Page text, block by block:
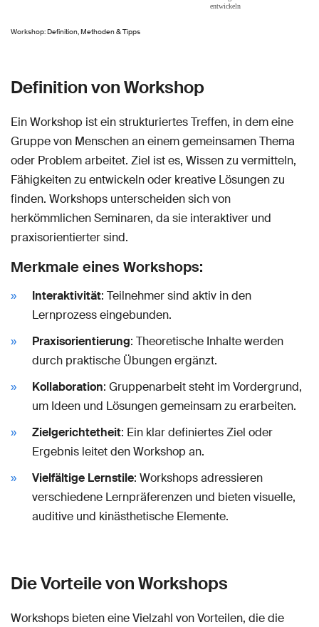
Workshop: Definition, Methoden & Tipps
Definition von Workshop
Ein Workshop ist ein strukturiertes Treffen, in dem eine
Gruppe von Menschen an einem gemeinsamen Thema
oder Problem arbeitet. Ziel ist es, Wissen zu vermitteln,
Fähigkeiten zu entwickeln oder kreative Lösungen zu
finden. Workshops unterscheiden sich von
herkömmlichen Seminaren, da sie interaktiver und
praxisorientierter sind.
Merkmale eines Workshops:
Interaktivität: Teilnehmer sind aktiv in den
Lernprozess eingebunden.
Praxisorientierung: Theoretische Inhalte werden
durch praktische Übungen ergänzt.
Kollaboration: Gruppenarbeit steht im Vordergrund,
um Ideen und Lösungen gemeinsam zu erarbeiten.
Zielgerichtetheit: Ein klar definiertes Ziel oder
Ergebnis leitet den Workshop an.
Vielfältige Lernstile: Workshops adressieren
verschiedene Lernpräferenzen und bieten visuelle,
auditive und kinästhetische Elemente.
Die Vorteile von Workshops
Workshops bieten eine Vielzahl von Vorteilen, die die